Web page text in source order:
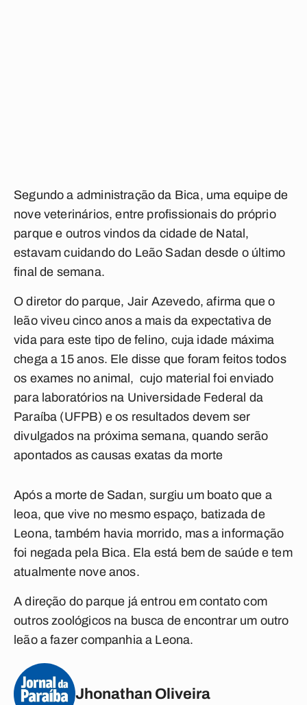
Segundo a administração da Bica, uma equipe de
nove veterinários, entre profissionais do próprio
parque e outros vindos da cidade de Natal,
estavam cuidando do Leão Sadan desde o último
final de semana.
O diretor do parque, Jair Azevedo, afirma que o
leão viveu cinco anos a mais da expectativa de
vida para este tipo de felino, cuja idade máxima
chega a 15 anos. Ele disse que foram feitos todos
os exames no animal, cujo material foi enviado
para laboratórios na Universidade Federal da
Paraíba (UFPB) e os resultados devem ser
divulgados na próxima semana, quando serão
apontados as causas exatas da morte
Após a morte de Sadan, surgiu um boato que a
leoa, que vive no mesmo espaço, batizada de
Leona, também havia morrido, mas a informação
foi negada pela Bica. Ela está bem de saúde e tem
atualmente nove anos.
A direção do parque já entrou em contato com
outros zoológicos na busca de encontrar um outro
leão a fazer companhia a Leona.
Jhonathan Oliveira